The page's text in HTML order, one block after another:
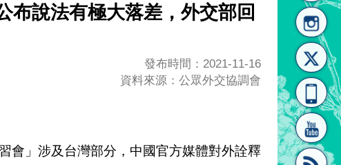
系"
布說法有極大落差，外交部回
發布時間：2021-11-16
資料來源：公眾外交協調會
會」涉及台灣部分，中國官方媒體對外詮釋